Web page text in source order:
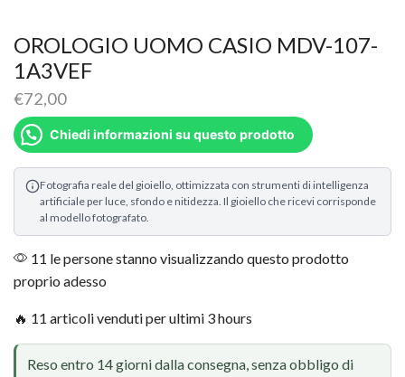
OROLOGIO UOMO CASIO MDV-107-
1A3VEF
€72,00
Chiedi informazioni su questo prodotto
Fotografia reale del gioiello, ottimizzata con strumenti di intelligenza
artificiale per luce, sfondo e nitidezza. Il gioiello che ricevi corrisponde
al modello fotografato.
11 le persone stanno visualizzando questo prodotto
proprio adesso
🔥 11 articoli venduti per ultimi 3 hours
Reso entro 14 giorni dalla consegna, senza obbligo di